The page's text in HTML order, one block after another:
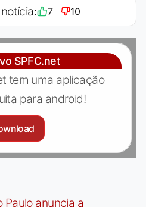
7 10
SPFC.net
tem uma aplicação
para android!
Paulo anuncia a